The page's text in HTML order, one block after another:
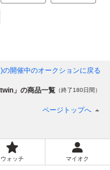
の開催中のオークションに戻る
」の商品一覧 （終了180日間）
ページトップへ
ウォッチ マイオク